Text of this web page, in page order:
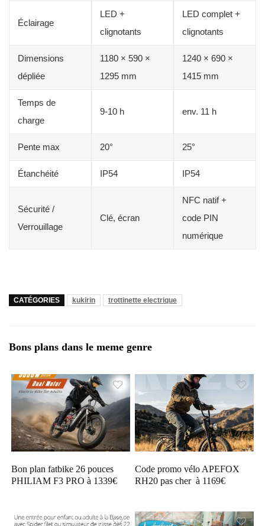
Éclairage
LED +
clignotants
LED complet +
clignotants
Dimensions
dépliée
1180 × 590 ×
1295 mm
1240 × 690 ×
1415 mm
Temps de
charge
9-10 h env. 11 h
Pente max 20° 25°
Étanchéité IP54 IP54
Sécurité /
Verrouillage
Clé, écran
NFC natif +
code PIN
numérique
CATÉGORIES kukirin trottinette electrique
Bons plans dans le meme genre
Bon plan fatbike 26 pouces
PHILIAM F3 PRO à 1339€
Code promo vélo APEFOX
RH20 pas cher à 1169€